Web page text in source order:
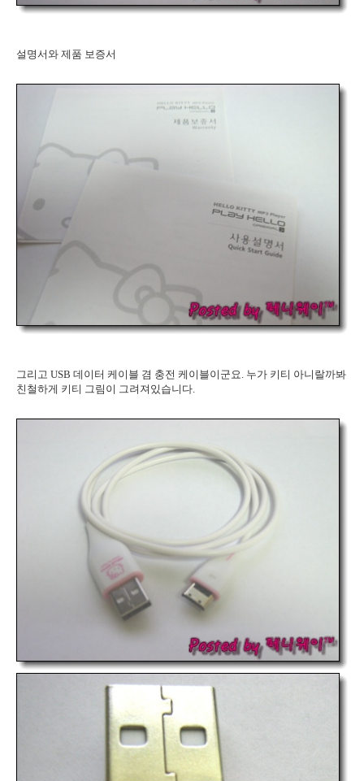
설명서와 제품 보증서
그리고 USB 데이터 케이블 겸 충전 케이블이군요. 누가 키티 아니랄까봐
친철하게 키티 그림이 그려져있습니다.